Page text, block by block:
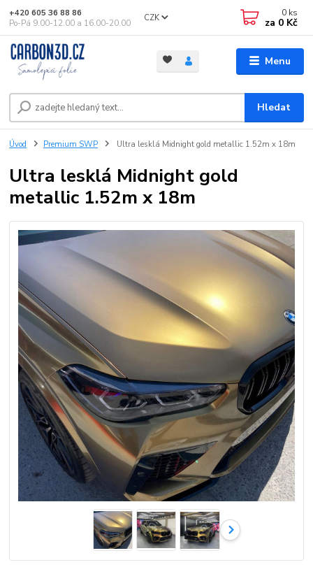
Menu
CZK
Hledat
+420 605 36 88 86
Po-Pá 9.00-12.00 a 16.00-20.00
0 ks
za 0 Kč
Úvod Premium SWP Ultra lesklá Midnight gold metallic 1.52m x 18m
Ultra lesklá Midnight gold
metallic 1.52m x 18m